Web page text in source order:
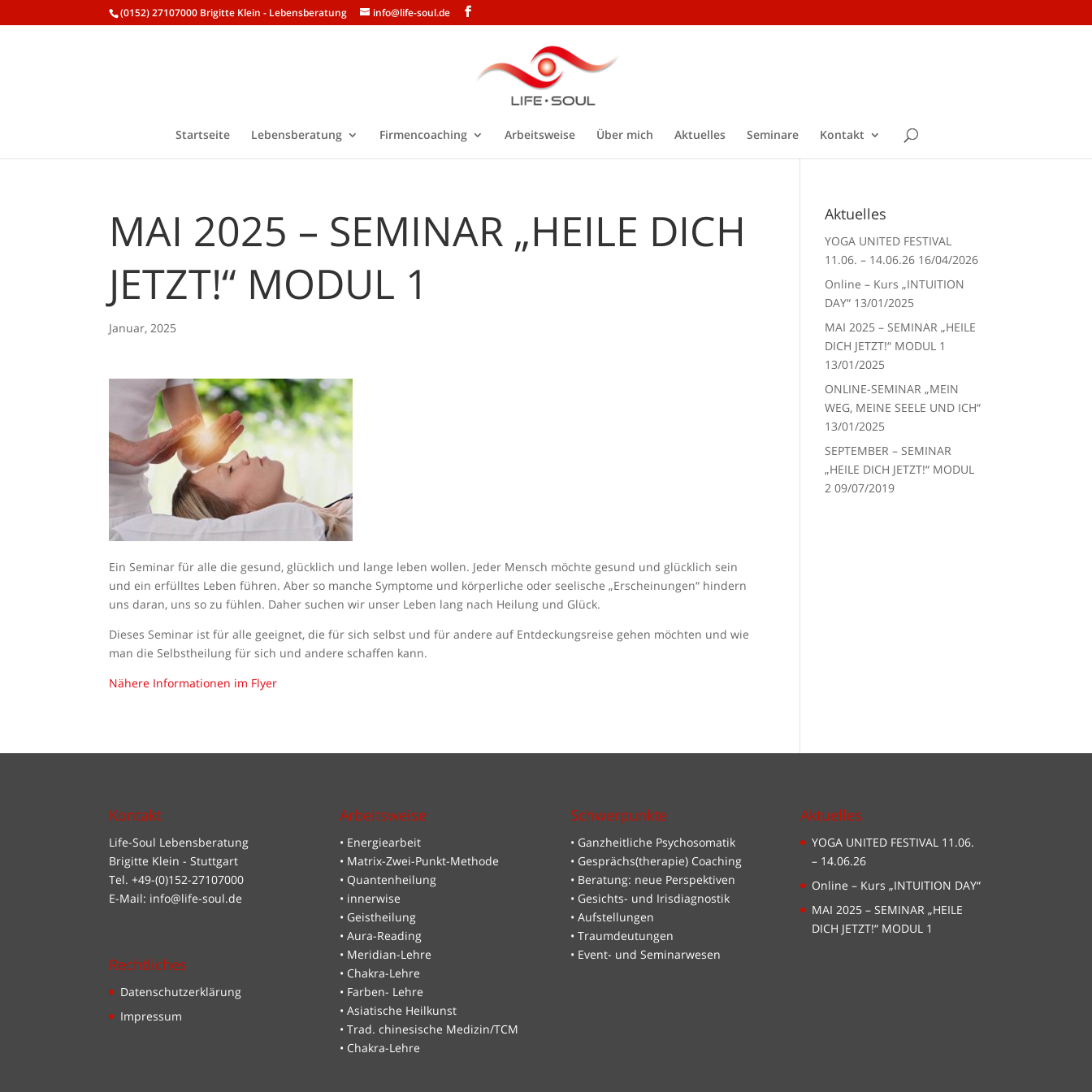
(0152) 27107000 Brigitte Klein - Lebensberatung info@life-soul.de
Startseite Lebensberatung Firmencoaching Arbeitsweise Über mich Aktuelles Seminare Kontakt
MAI 2025 – SEMINAR „HEILE DICH
JETZT!“ MODUL 1
Januar, 2025
Ein Seminar für alle die gesund, glücklich und lange leben wollen. Jeder Mensch möchte gesund und glücklich sein
und ein erfülltes Leben führen. Aber so manche Symptome und körperliche oder seelische „Erscheinungen“ hindern
uns daran, uns so zu fühlen. Daher suchen wir unser Leben lang nach Heilung und Glück.
Dieses Seminar ist für alle geeignet, die für sich selbst und für andere auf Entdeckungsreise gehen möchten und wie
man die Selbstheilung für sich und andere schaffen kann.
Nähere Informationen im Flyer
Aktuelles
YOGA UNITED FESTIVAL
11.06. – 14.06.26 16/04/2026
Online – Kurs „INTUITION
DAY“ 13/01/2025
MAI 2025 – SEMINAR „HEILE
DICH JETZT!“ MODUL 1
13/01/2025
ONLINE-SEMINAR „MEIN
WEG, MEINE SEELE UND ICH“
13/01/2025
SEPTEMBER – SEMINAR
„HEILE DICH JETZT!“ MODUL
2 09/07/2019
Kontakt
Life-Soul Lebensberatung
Brigitte Klein - Stuttgart
Tel. +49-(0)152-27107000
E-Mail: info@life-soul.de
Rechtliches
Datenschutzerklärung
Impressum
Arbeitsweise
• Energiearbeit
• Matrix-Zwei-Punkt-Methode
• Quantenheilung
• innerwise
• Geistheilung
• Aura-Reading
• Meridian-Lehre
• Chakra-Lehre
• Farben- Lehre
• Asiatische Heilkunst
• Trad. chinesische Medizin/TCM
• Chakra-Lehre
Schwerpunkte
• Ganzheitliche Psychosomatik
• Gesprächs(therapie) Coaching
• Beratung: neue Perspektiven
• Gesichts- und Irisdiagnostik
• Aufstellungen
• Traumdeutungen
• Event- und Seminarwesen
Aktuelles
YOGA UNITED FESTIVAL 11.06.
– 14.06.26
Online – Kurs „INTUITION DAY“
MAI 2025 – SEMINAR „HEILE
DICH JETZT!“ MODUL 1